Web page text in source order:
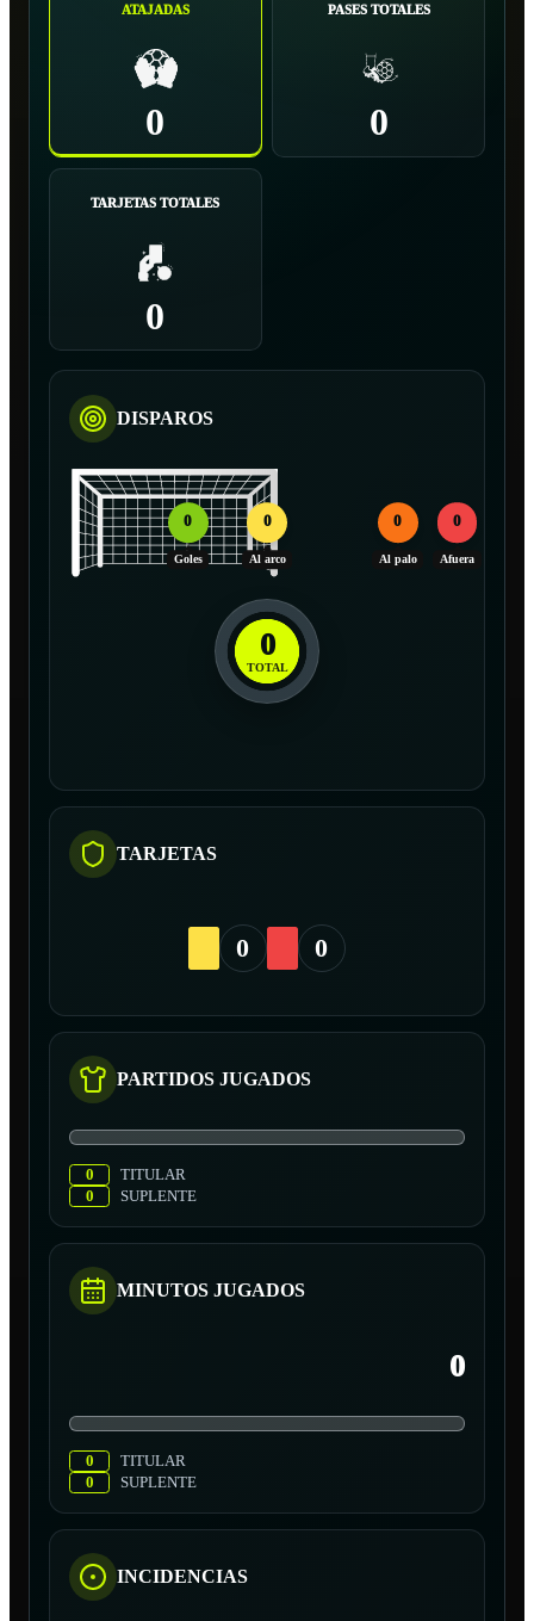
ATAJADAS
0
PASES TOTALES
0
TARJETAS TOTALES
0
DISPAROS
0
Goles
0
Al arco
0
Al palo
0
Afuera
0
TOTAL
TARJETAS
0 0
PARTIDOS JUGADOS
0
TITULAR
0
SUPLENTE
MINUTOS JUGADOS
0
0
TITULAR
0
SUPLENTE
INCIDENCIAS